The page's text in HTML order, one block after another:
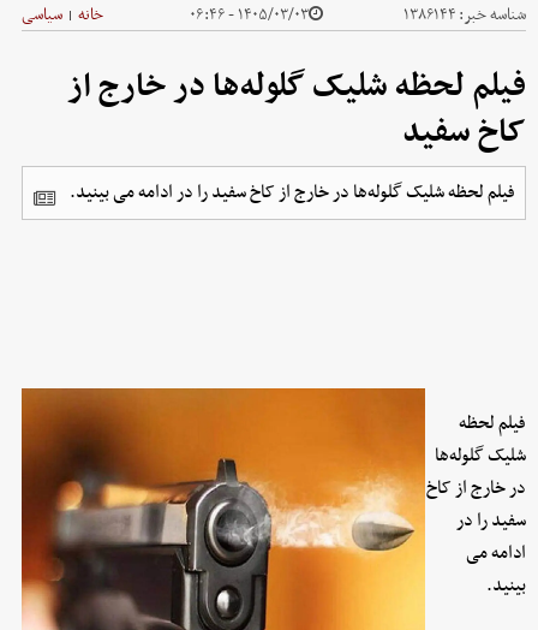
شناسه خبر:۱۳۸۶۱۴۴ ۱۴۰۵/۰۳/۰۳ - ۰۶:۴۶ خانه | سیاسی
فیلم لحظه شلیک گلوله‌ها در خارج از
کاخ سفید
فیلم لحظه شلیک گلوله‌ها در خارج از کاخ سفید را در ادامه می بینید.
فیلم لحظه
شلیک گلوله‌ها
در خارج از کاخ
سفید را در
ادامه می
بینید.